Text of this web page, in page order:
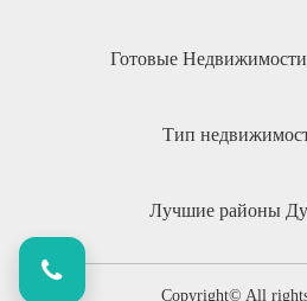
Готовые
Тип
Лучшие районы
Copyright© All rights